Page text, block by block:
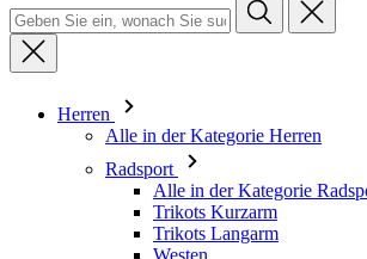
Herren
Alle in der Kategorie Herren
Trikots Langarm
Westen
Jacken
Kurze Hosen
Einteiler
3/4 Lange Hosen